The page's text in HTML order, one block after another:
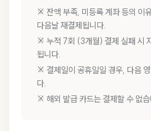
※ 잔액 부족, 미등록 계좌 등의 이
다음날 재결제됩니다.
※ 누적 7회 (3개월) 결제 실패 시
됩니다.
※ 결제일이 공휴일일 경우, 다음
다.
※ 해외 발급 카드는 결제할 수 없습